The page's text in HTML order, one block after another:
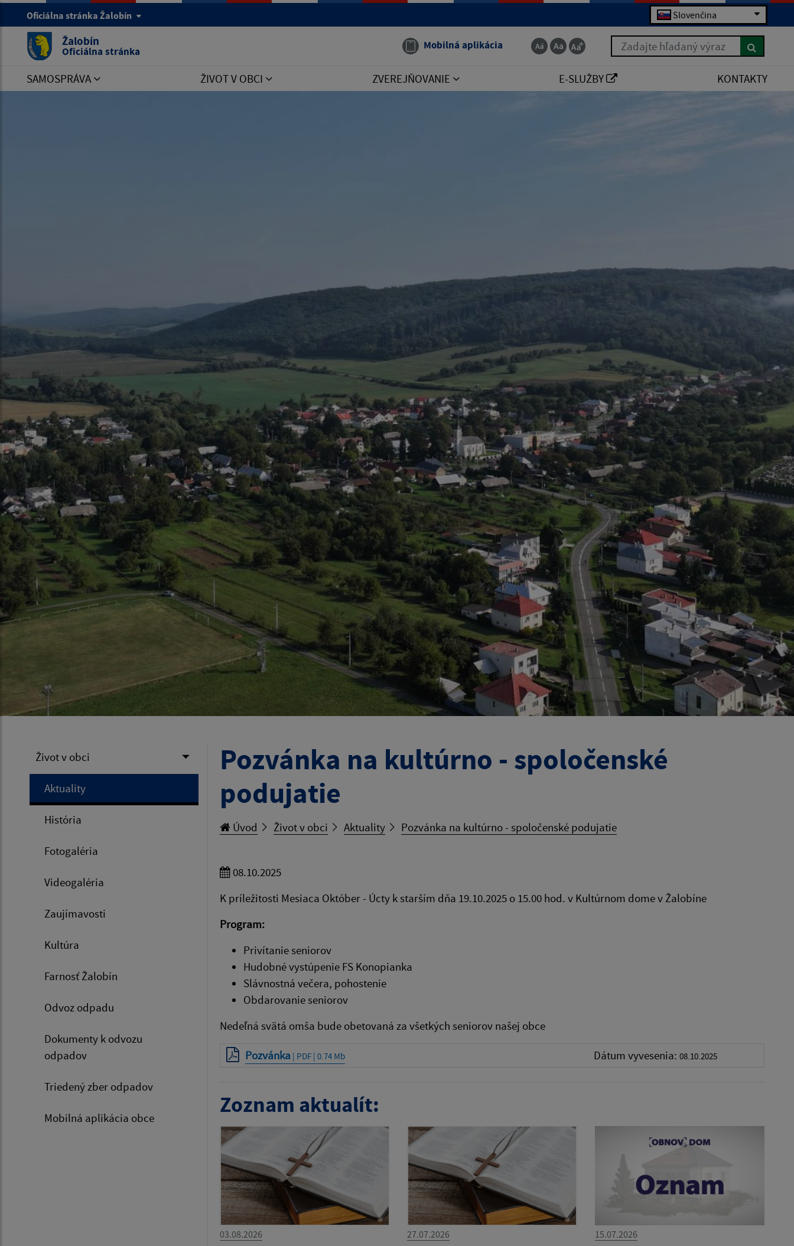
Oficiálna stránka Žalobín Slovenčina
Žalobín
Oficiálna stránka Mobilná aplikácia Zadajte hľadaný výraz
SAMOSPRÁVA ŽIVOT V OBCI ZVEREJŇOVANIE E-SLUŽBY KONTAKTY
Život v obci
Aktuality
História
Fotogaléria
Videogaléria
Zaujímavosti
Kultúra
Farnosť Žalobín
Odvoz odpadu
Dokumenty k odvozu
odpadov
Triedený zber odpadov
Mobilná aplikácia obce
Pozvánka na kultúrno - spoločenské
podujatie
Úvod Život v obci Aktuality Pozvánka na kultúrno - spoločenské podujatie
08.10.2025
K príležitosti Mesiaca Október - Úcty k starším dňa 19.10.2025 o 15.00 hod. v Kultúrnom dome v Žalobíne
Program:
Privítanie seniorov
Hudobné vystúpenie FS Konopianka
Slávnostná večera, pohostenie
Obdarovanie seniorov
Nedeľná svätá omša bude obetovaná za všetkých seniorov našej obce
Pozvánka | PDF | 0.74 Mb Dátum vyvesenia: 08.10.2025
Zoznam aktualít:
03.08.2026 27.07.2026 15.07.2026